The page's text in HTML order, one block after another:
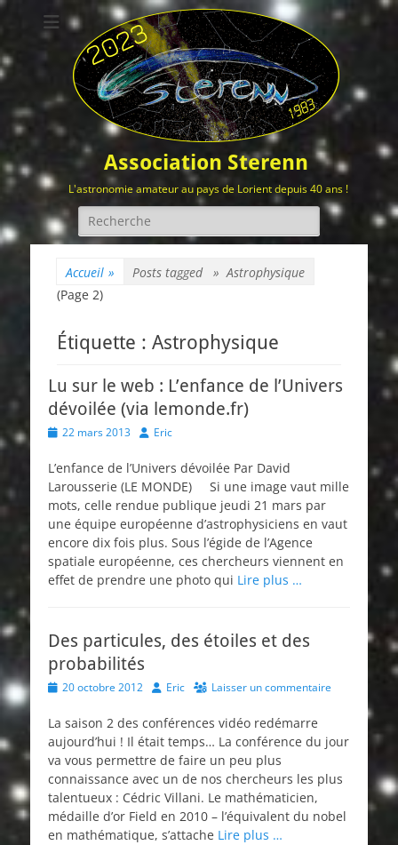
Association Sterenn
L'astronomie amateur au pays de Lorient depuis 40 ans !
Rechercher :
Accueil » Posts tagged »Astrophysique
(Page 2)
Étiquette : Astrophysique
Lu sur le web : L’enfance de l’Univers
dévoilée (via lemonde.fr)
Posted
22 mars 2013 Author
Eric
L’enfance de l’Univers dévoilée Par David
Larousserie (LE MONDE) Si une image vaut mille
mots, celle rendue publique jeudi 21 mars par
une équipe européenne d’astrophysiciens en vaut
encore dix fois plus. Sous l’égide de l’Agence
spatiale européenne, ces chercheurs viennent en
effet de prendre une photo qui Lire plus …
Des particules, des étoiles et des
probabilités
Posted
20 octobre 2012 Author
Eric Laisser un commentaire
La saison 2 des conférences vidéo redémarre
aujourd’hui ! Il était temps… La conférence du jour
va vous permettre de faire un peu plus
connaissance avec un de nos chercheurs les plus
talentueux : Cédric Villani. Le mathématicien,
médaille d’or Field en 2010 – l’équivalent du nobel
en mathématique, s’attache Lire plus …